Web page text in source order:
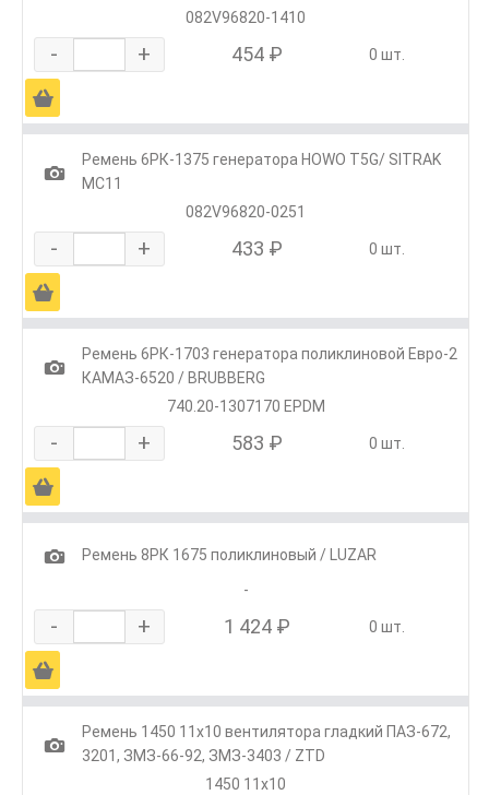
082V96820-1410
- + 454 ₽ 0 шт.
Ä
1
Ремень 6РК-1375 генератора HOWO T5G/ SITRAK
МС11
082V96820-0251
- + 433 ₽ 0 шт.
Ä
1
Ремень 6РК-1703 генератора поликлиновой Евро-2
КАМАЗ-6520 / BRUBBERG
740.20-1307170 EPDM
- + 583 ₽ 0 шт.
Ä
1
Ремень 8РК 1675 поликлиновый / LUZAR
-
- + 1 424 ₽ 0 шт.
Ä
1
Ремень 1450 11х10 вентилятора гладкий ПАЗ-672,
3201, ЗМЗ-66-92, ЗМЗ-3403 / ZTD
1450 11х10